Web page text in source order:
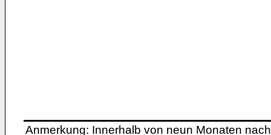
Anmerkung: Innerhalb von neun Monaten